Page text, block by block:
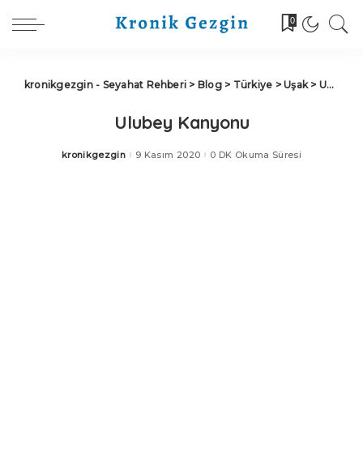
0
kronikgezgin - Seyahat Rehberi > Blog> Türkiye >Uşak> Uşak Ulubey Kanyonu
Ulubey Kanyonu
Posted
kronikgezgin 9 Kasım 2020 0 DK Okuma Süresi